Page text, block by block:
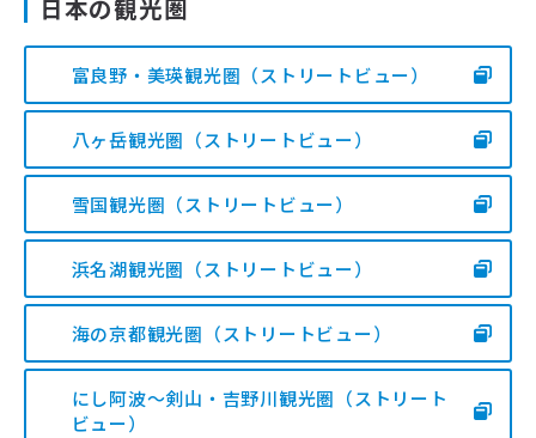
日本の観光圏
富良野・美瑛観光圏（ストリートビュー）
八ヶ岳観光圏（ストリートビュー）
雪国観光圏（ストリートビュー）
浜名湖観光圏（ストリートビュー）
海の京都観光圏（ストリートビュー）
にし阿波～剣山・吉野川観光圏（ストリート
ビュー）